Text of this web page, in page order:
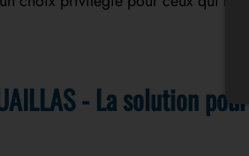
- La solution